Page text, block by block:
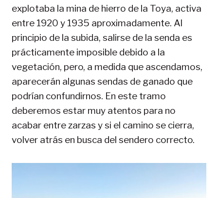
explotaba la mina de hierro de la Toya, activa
entre 1920 y 1935 aproximadamente. Al
principio de la subida, salirse de la senda es
prácticamente imposible debido a la
vegetación, pero, a medida que ascendamos,
aparecerán algunas sendas de ganado que
podrían confundirnos. En este tramo
deberemos estar muy atentos para no
acabar entre zarzas y si el camino se cierra,
volver atrás en busca del sendero correcto.